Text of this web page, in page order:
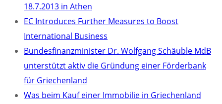
18.7.2013 in Athen
EC Introduces Further Measures to Boost
International Business
Bundesfinanzminister Dr. Wolfgang Schäuble MdB
unterstützt aktiv die Gründung einer Förderbank
für Griechenland
Was beim Kauf einer Immobilie in Griechenland